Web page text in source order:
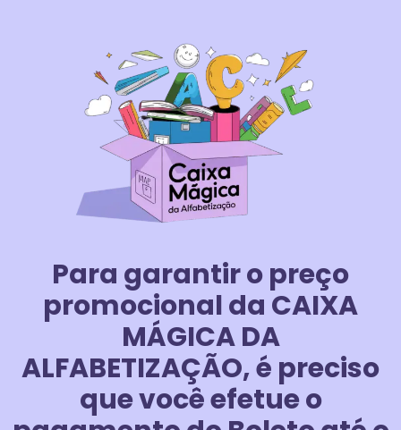
Para garantir o preço
promocional da CAIXA
MÁGICA DA
ALFABETIZAÇÃO, é preciso
que você efetue o